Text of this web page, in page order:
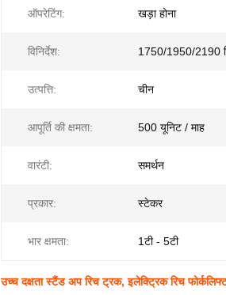
ऑपरेटिंग: खड़ा होना
विनिर्देश: 1750/1950/2190
उत्पत्ति: चीन
आपूर्ति की क्षमता: 500 यूनिट / माह
वारंटी: समर्थन
प्रकार: स्टेकर
भार क्षमता: 1टी - 5टी
उच्च दक्षता स्टैंड अप रिच ट्रक, इलेक्ट्रिक रिच